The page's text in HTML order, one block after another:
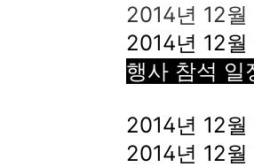
2014년 12월
2014년 12월
행사 참석 일
2014년 12
2014년 12월